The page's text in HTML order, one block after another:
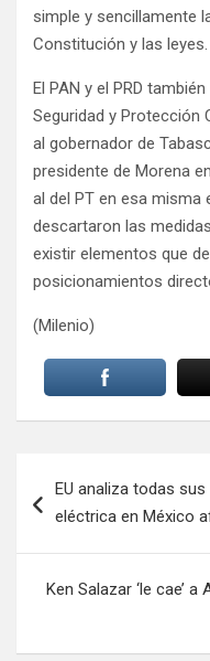
simple y sencillamente
Constitución y las leyes.
El PAN y el PRD
Seguridad y Protección
al gobernador de
presidente de Morena
al del PT en esa misma
descartaron las
existir elementos que
posicionamientos
(Milenio)
de
EU analiza todas
eléctrica en México
Ken Salazar ‘le cae’